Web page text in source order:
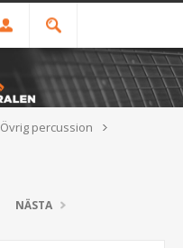
Övrig percussion
NÄSTA